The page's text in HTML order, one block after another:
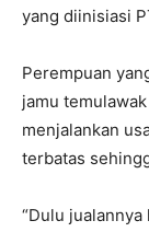
yang diinisiasi
Perempuan
jamu
menjalankan
terbatas
“Dulu